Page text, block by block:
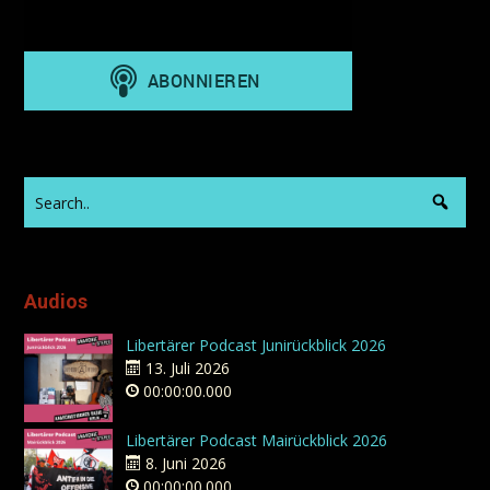
Audios
Libertärer Podcast Junirückblick 2026
13. Juli 2026
00:00:00.000
Libertärer Podcast Mairückblick 2026
8. Juni 2026